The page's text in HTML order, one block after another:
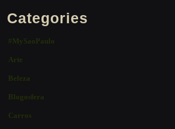
Categories
#MySaoPaulo
Arte
Beleza
Blogosfera
Carros